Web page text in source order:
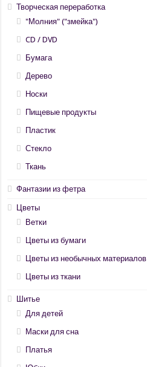
Творческая переработка
"Молния" ("змейка")
CD / DVD
Бумага
Дерево
Носки
Пищевые продукты
Пластик
Стекло
Ткань
Фантазии из фетра
Цветы
Ветки
Цветы из бумаги
Цветы из необычных материалов
Цветы из ткани
Шитье
Для детей
Маски для сна
Платья